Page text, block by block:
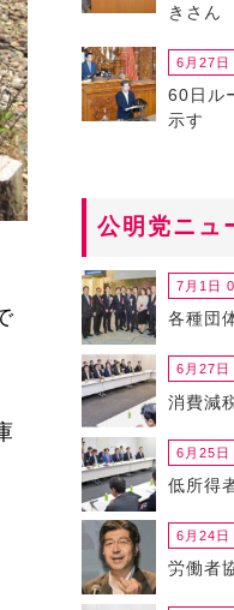
きさん
6月27日
60日ル
示す
公明党ニュ
7月1日
各種団
6月27日
消費減
6月25日
低所得
6月24日
労働者